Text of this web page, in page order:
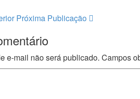
Próxima Publicação
e-mail não será publicado. Campos